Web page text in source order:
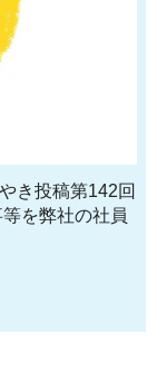
き投稿第142回
を弊社の社員